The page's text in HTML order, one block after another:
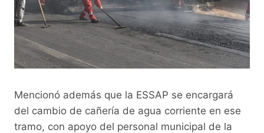
Mencionó además que la ESSAP se encargará
del cambio de cañería de agua corriente en ese
tramo, con apoyo del personal municipal de la